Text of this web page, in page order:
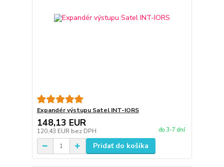
Expandér výstupu Satel INT-IORS
148,13 EUR
120,43 EUR bez DPH do 3-7 dní
Pridať do košíka